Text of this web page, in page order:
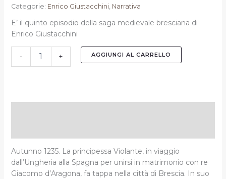
Categorie: Enrico Giustacchini, Narrativa
E’ il quinto episodio della saga medievale bresciana di
Enrico Giustacchini
- + AGGIUNGI AL CARRELLO
Autunno 1235. La principessa Violante, in viaggio
dall’Ungheria alla Spagna per unirsi in matrimonio con re
Giacomo d’Aragona, fa tappa nella città di Brescia. In suo